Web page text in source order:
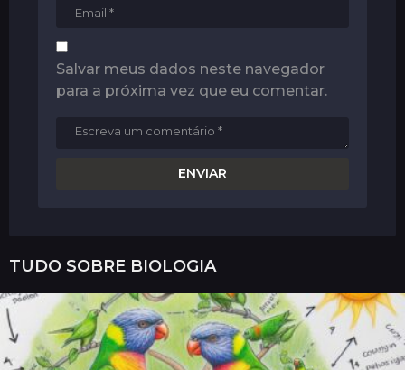
Salvar meus dados neste navegador
para a próxima vez que eu comentar.
TUDO SOBRE BIOLOGIA